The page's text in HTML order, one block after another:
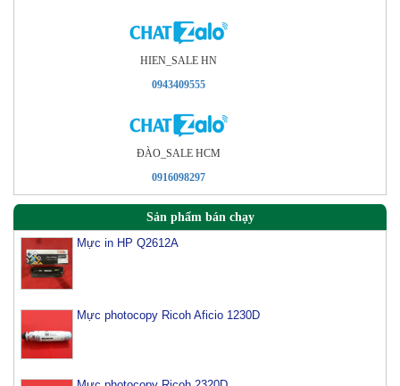
HIEN_SALE HN
0943409555
ÐÀO_SALE HCM
0916098297
Sản phẩm bán chạy
Mực in HP Q2612A
Mực photocopy Ricoh Aficio 1230D